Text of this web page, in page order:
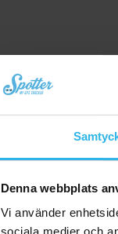
Denna webbplats
Vi använder